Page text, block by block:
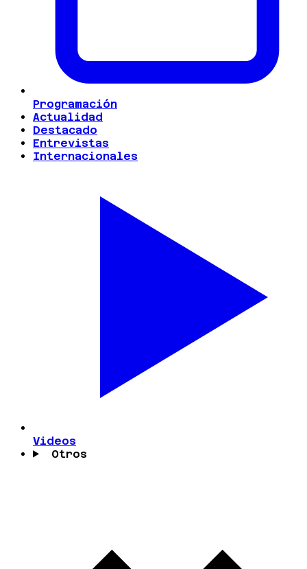
Programación
Actualidad
Destacado
Entrevistas
Internacionales
Videos
Otros